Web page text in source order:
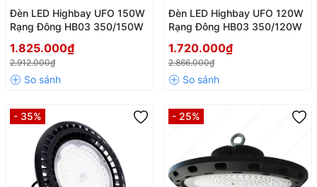
Đèn LED Highbay UFO 150W
Rạng Đông HB03 350/150W
1.825.000₫
2.912.000₫
Đèn LED Highbay UFO 120W
Rạng Đông HB03 350/120W
1.720.000₫
2.866.000₫
- 35% - 25%